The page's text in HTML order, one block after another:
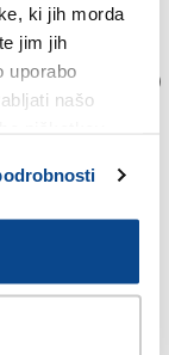
ki jih morda
jim jih
uporabo
našo
dnevnika Il
udaril
Russa (DS)
kot
v deželnem
partizanska
med njimi tudi
deželni
Bratov